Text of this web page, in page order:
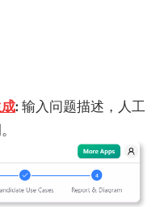
: 输入问题描述，人工